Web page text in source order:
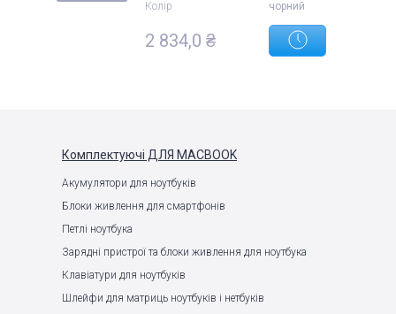
Колір
чорний
2 834,0 ₴
Комплектуючі ДЛЯ MACBOOK
Акумулятори для ноутбуків
Блоки живлення для смартфонів
Петлі ноутбука
Зарядні пристрої та блоки живлення для ноутбука
Клавіатури для ноутбуків
Шлейфи для матриць ноутбуків і нетбуків